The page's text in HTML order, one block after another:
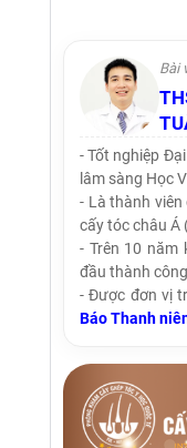
Bài
- Tốt nghiệp
lâm sàng Học
- Là thành
cấy tóc châu Á
- Trên 10 năm
đầu thành
- Được đơn vị
Báo Thanh